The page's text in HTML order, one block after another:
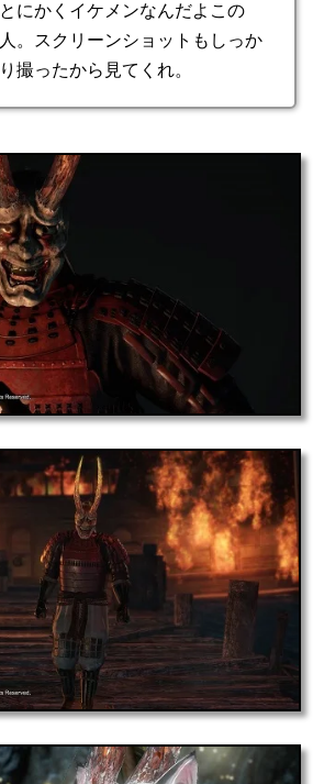
とにかくイケメンなんだよこの
人。スクリーンショットもしっか
り撮ったから見てくれ。